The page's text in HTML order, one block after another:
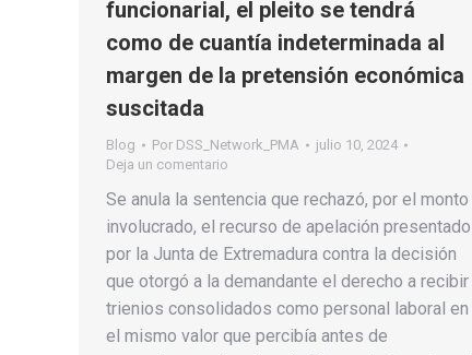
funcionarial, el pleito se tendrá
como de cuantía indeterminada al
margen de la pretensión económica
suscitada
Blog Por DSS_Network_PMA
julio 10, 2024
Deja un comentario
Se anula la sentencia que rechazó, por el monto
involucrado, el recurso de apelación presentado
por la Junta de Extremadura contra la decisión
que otorgó a la demandante el derecho a recibir
trienios consolidados como personal laboral en
el mismo valor que percibía antes de